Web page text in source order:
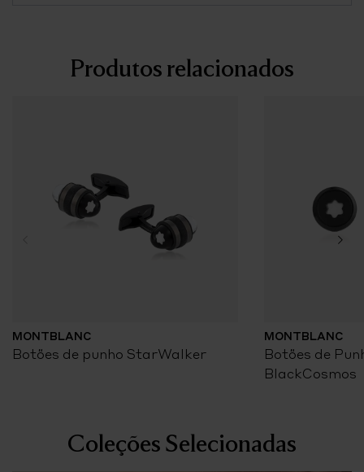
Produtos relacionados
MONTBLANC
Botões de punho StarWalker
MONTBLANC
Botões de
BlackCosmos
Coleções Selecionadas